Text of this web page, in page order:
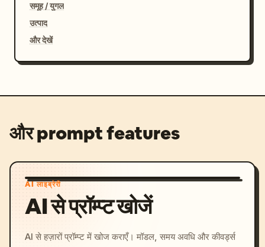
समूह / युगल
उत्पाद
और देखें
और prompt features
AI लाइब्रेरी
AI से प्रॉम्प्ट खोजें
AI से हज़ारों प्रॉम्प्ट में खोज कराएँ। मॉडल, समय अवधि और कीवर्ड्स